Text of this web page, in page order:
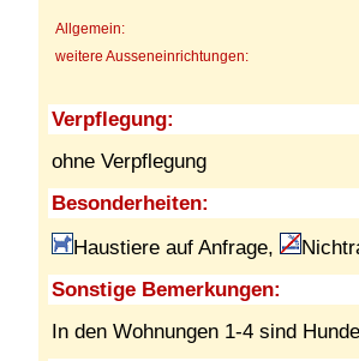
Allgemein:
weitere Ausseneinrichtungen:
Verpflegung:
ohne Verpflegung
Besonderheiten:
Haustiere auf Anfrage,
Sonstige Bemerkungen:
In den Wohnungen 1-4 sind